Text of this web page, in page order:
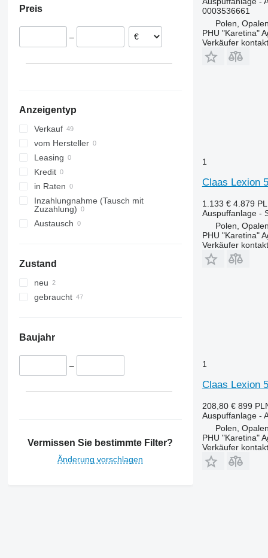
Preis
–
Anzeigentyp
Verkauf
vom Hersteller
Leasing
Kredit
in Raten
Inzahlungnahme (Tausch mit
Zuzahlung)
Austausch
Zustand
neu
gebraucht
Baujahr
–
Vermissen Sie bestimmte Filter?
Änderung vorschlagen
0003536661
Polen,
PHU "Karetina"
Verkäufer
1
Claas Lexion
1.133 € 4.879
Auspuffanlage -
Polen,
PHU "Karetina"
Verkäufer
1
Claas Lexion
208,80 € 899
Auspuffanlage -
Polen,
PHU "Karetina"
Verkäufer